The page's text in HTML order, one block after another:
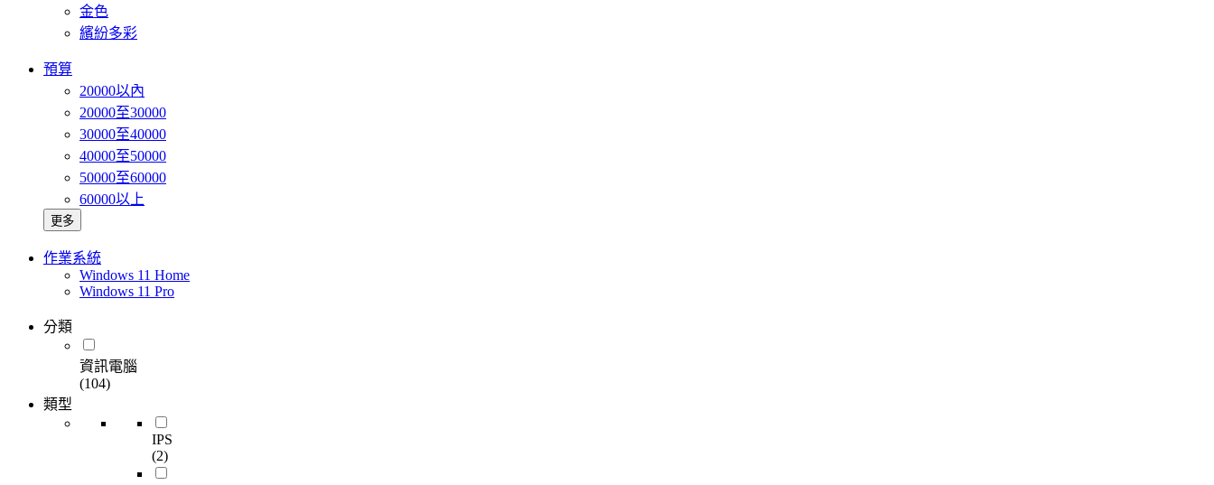
金色
繽紛多彩
預算
20000以內
20000至30000
30000至40000
40000至50000
50000至60000
60000以上
更多
作業系統
Windows 11 Home
Windows 11 Pro
分類
資訊電腦
(104)
類型
IPS
(2)